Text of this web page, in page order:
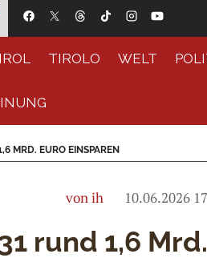
TIROLO WELT
MRD. EURO EINSPAREN
von ih 10.06.2026
rund 1,6 Mrd.